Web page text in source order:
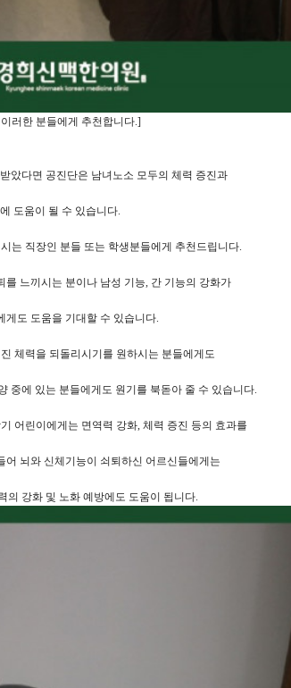
러한 분들에게 추천합니다.]
았다면 공진단은 남녀노소 모두의 체력 증진과
도움이 될 수 있습니다.
는 직장인 분들 또는 학생분들에게 추천드립니다.
를 느끼시는 분이나 남성 기능, 간 기능의 강화가
게도 도움을 기대할 수 있습니다.
체력을 되돌리시기를 원하시는 분들에게도
중에 있는 분들에게도 원기를 북돋아 줄 수 있습니다.
어린이에게는 면역력 강화, 체력 증진 등의 효과를
어 뇌와 신체기능이 쇠퇴하신 어르신들에게는
의 강화 및 노화 예방에도 도움이 됩니다.